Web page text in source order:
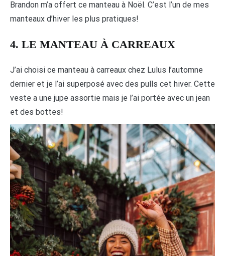
Brandon m’a offert ce manteau à Noël. C’est l’un de mes
manteaux d’hiver les plus pratiques!
4. LE MANTEAU À CARREAUX
J’ai choisi ce manteau à carreaux chez Lulus l’automne
dernier et je l’ai superposé avec des pulls cet hiver. Cette
veste a une jupe assortie mais je l’ai portée avec un jean
et des bottes!